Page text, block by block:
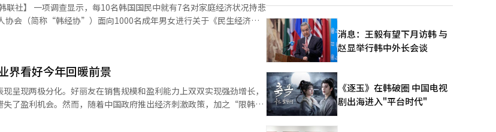
经济状况持悲
示，71.5%的受访者认为家庭经济状况同比有所恶化，仅28.5%的受
租赁费（4.5%）和公共费用（3.4%）。据统计，54.1%的受访者表
或事业状况"不
般”占30.4%。对于未来一年家庭经济状况的预期，64.2%的受访者
58.4%的受访者认为在物价领域
受访者认为应加强"针对弱势群体的就业岗位支援"；在家庭负债领
界看好今年回暖前景
呈现两极分化。好丽友在销售规模和盈利能力上双双实现强劲增长，
了盈利机会。然而，随着中国政府推出经济刺激政策，加之“限韩
中国市场的销售额达
消息：王毅有望下月访韩 与
赵显举行韩中外长会谈
《逐玉》在韩破圈 中国电视
剧出海进入"平台时代"